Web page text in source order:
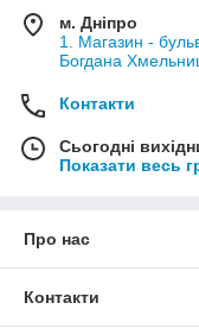
м. Дніпро
1. Магазин -
Богдана
Контакти
Сьогодні
Показати весь
Про нас
Контакти